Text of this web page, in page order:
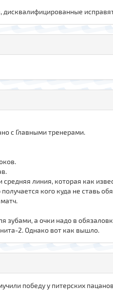
с Главными тренерами.
линия, которая как
кого куда не ставь
зубами, а очки надо в
2. Однако вот как вышло.
победу у питерских